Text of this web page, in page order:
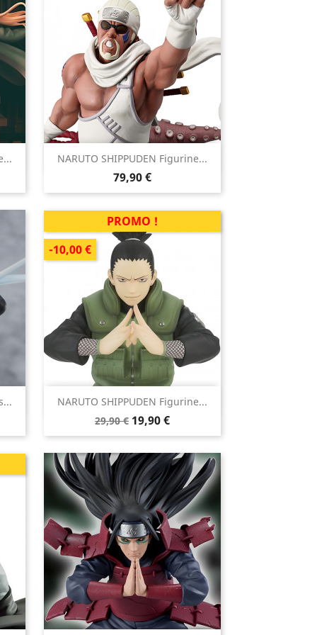
NARUTO SHIPPUDEN Figurine...
Prix
79,90 €
Aperçu rapide
NARUTO SHIPPUDEN Figurine...
Prix
de
29,90 € Prix
19,90 €
PROMO !
-10,00 €
Aperçu rapide